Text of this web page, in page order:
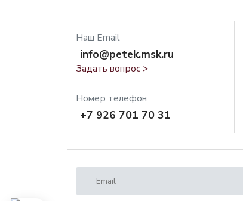
Наш Email
info@petek.msk.ru
Задать вопрос >
Номер телефон
+7 926 701 70 31